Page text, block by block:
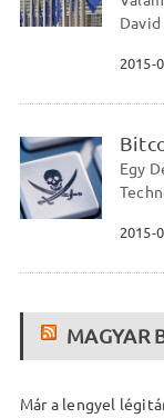
2015-
Egy
2015-
MAGYAR
Már a lengyel